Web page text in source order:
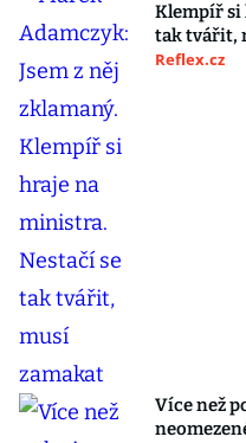
Klempíř si
tak tvářit,
Reflex.cz
Více než